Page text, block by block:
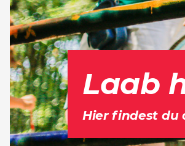
Laab
Hier findest du